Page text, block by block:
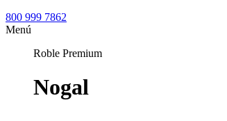
800 999 7862
Menú
Roble Premium
Nogal